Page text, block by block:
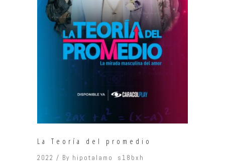
La Teoría del promedio
2022 By hipotalamo_s18bxh